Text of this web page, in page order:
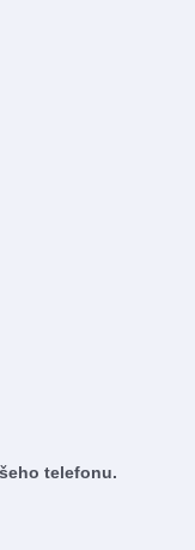
telefonu.